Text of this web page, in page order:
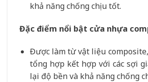
khả năng chống chịu tốt.
Đặc điểm nổi bật cửa nhựa
Được làm từ vật liệu
tổng hợp kết hợp với các sợi
lại độ bền và khả năng chống